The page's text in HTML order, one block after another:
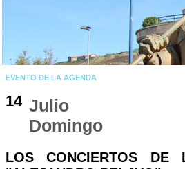
EVENTO DE LA AGENDA
14 Julio
Domingo
LOS CONCIERTOS DE